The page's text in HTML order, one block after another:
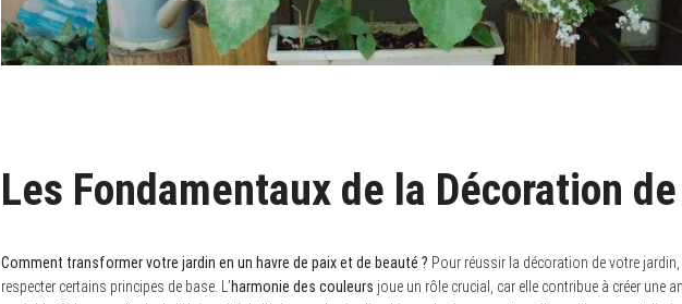
Les Fondamentaux de la Décoration
Comment transformer votre jardin en un havre de paix et de beauté ? Pour réussir la décoration de votre
respecter certains principes de base. L’harmonie des couleurs joue un rôle crucial, car elle contribue à créer une